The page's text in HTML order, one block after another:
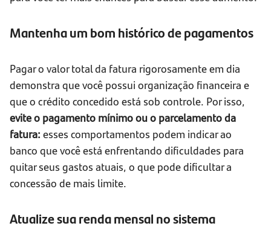
Mantenha um bom histórico de pagamentos
Pagar o valor total da fatura rigorosamente em dia
demonstra que você possui organização financeira e
que o crédito concedido está sob controle. Por isso,
evite o pagamento mínimo ou o parcelamento da
fatura: esses comportamentos podem indicar ao
banco que você está enfrentando dificuldades para
quitar seus gastos atuais, o que pode dificultar a
concessão de mais limite.
Atualize sua renda mensal no sistema